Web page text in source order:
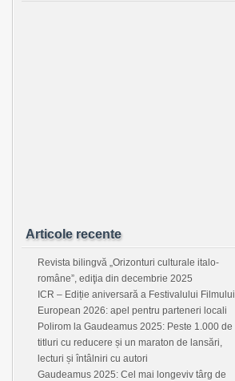
Articole recente
Revista bilingvă „Orizonturi culturale italo-
române”, ediţia din decembrie 2025
ICR – Ediție aniversară a Festivalului Filmului
European 2026: apel pentru parteneri locali
Polirom la Gaudeamus 2025: Peste 1.000 de
titluri cu reducere și un maraton de lansări,
lecturi și întâlniri cu autori
Gaudeamus 2025: Cel mai longeviv târg de